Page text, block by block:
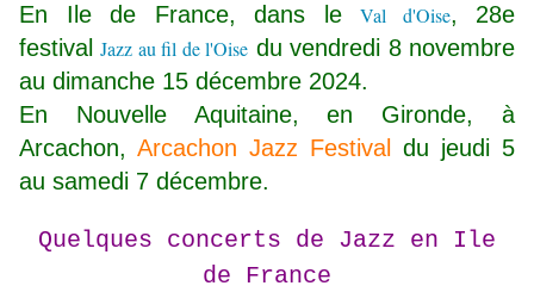
En Ile de France, dans le Val d'Oise, 28e
festivalJazz au fil de l'Oise du vendredi 8 novembre
au dimanche 15 décembre 2024.
En Nouvelle Aquitaine, en Gironde, à
Arcachon, Arcachon Jazz Festival
du jeudi 5
au samedi 7 décembre.
Quelques concerts de Jazz en Ile
de France